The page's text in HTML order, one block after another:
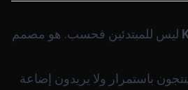
ليس للمبتدئين فحسب. هو مصمم
باستمرار ولا يريدون إضاعة